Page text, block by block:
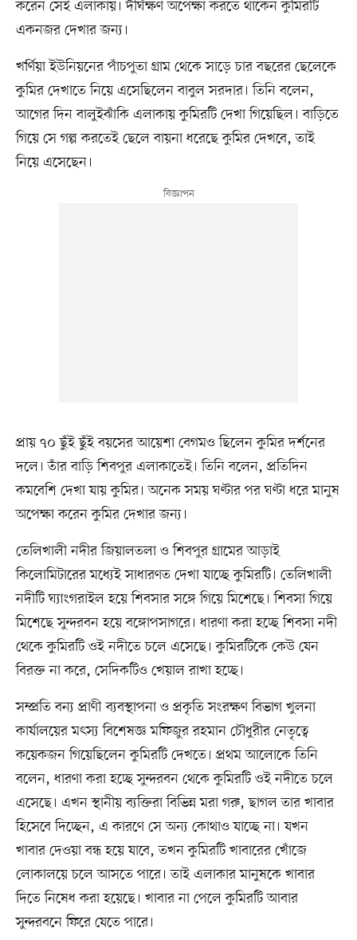
করেন সেই এলাকায়। দীর্ঘক্ষণ অপেক্ষা করতে থাকেন কুমিরটি
একনজর দেখার জন্য।
খর্ণিয়া ইউনিয়নের পাঁচপুতা গ্রাম থেকে সাড়ে চার বছরের ছেলেকে
কুমির দেখাতে নিয়ে এসেছিলেন বাবুল সরদার। তিনি বলেন,
আগের দিন বালুইঝাঁকি এলাকায় কুমিরটি দেখা গিয়েছিল। বাড়িতে
গিয়ে সে গল্প করতেই ছেলে বায়না ধরেছে কুমির দেখবে, তাই
নিয়ে এসেছেন।
প্রায় ৭০ ছুঁই ছুঁই বয়সের আয়েশা বেগমও ছিলেন কুমির দর্শনের
দলে। তাঁর বাড়ি শিবপুর এলাকাতেই। তিনি বলেন, প্রতিদিন
কমবেশি দেখা যায় কুমির। অনেক সময় ঘণ্টার পর ঘণ্টা ধরে মানুষ
অপেক্ষা করেন কুমির দেখার জন্য।
তেলিখালী নদীর জিয়ালতলা ও শিবপুর গ্রামের আড়াই
কিলোমিটারের মধ্যেই সাধারণত দেখা যাচ্ছে কুমিরটি। তেলিখালী
নদীটি ঘ্যাংগরাইল হয়ে শিবসার সঙ্গে গিয়ে মিশেছে। শিবসা গিয়ে
মিশেছে সুন্দরবন হয়ে বঙ্গোপসাগরে। ধারণা করা হচ্ছে শিবসা নদী
থেকে কুমিরটি ওই নদীতে চলে এসেছে। কুমিরটিকে কেউ যেন
বিরক্ত না করে, সেদিকটিও খেয়াল রাখা হচ্ছে।
সম্প্রতি বন্য প্রাণী ব্যবস্থাপনা ও প্রকৃতি সংরক্ষণ বিভাগ খুলনা
কার্যালয়ের মৎস্য বিশেষজ্ঞ মফিজুর রহমান চৌধুরীর নেতৃত্বে
কয়েকজন গিয়েছিলেন কুমিরটি দেখতে। প্রথম আলোকে তিনি
বলেন, ধারণা করা হচ্ছে সুন্দরবন থেকে কুমিরটি ওই নদীতে চলে
এসেছে। এখন স্থানীয় ব্যক্তিরা বিভিন্ন মরা গরু, ছাগল তার খাবার
হিসেবে দিচ্ছেন, এ কারণে সে অন্য কোথাও যাচ্ছে না। যখন
খাবার দেওয়া বন্ধ হয়ে যাবে, তখন কুমিরটি খাবারের খোঁজে
লোকালয়ে চলে আসতে পারে। তাই এলাকার মানুষকে খাবার
দিতে নিষেধ করা হয়েছে। খাবার না পেলে কুমিরটি আবার
সুন্দরবনে ফিরে যেতে পারে।